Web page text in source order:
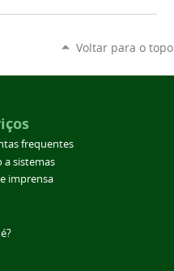
Voltar para o topo
frequentes
a sistemas
imprensa